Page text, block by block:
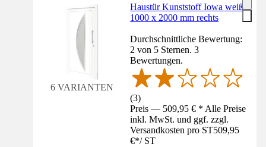
6 VARIANTEN
Haustür Kunststoff Iowa weiß
1000 x 2000 mm rechts
Durchschnittliche Bewertung:
2 von 5 Sternen. 3
Bewertungen.
(3)
Preis — 509,95 € * Alle Preise
inkl. MwSt. und ggf. zzgl.
Versandkosten pro ST509,95
€*/ ST